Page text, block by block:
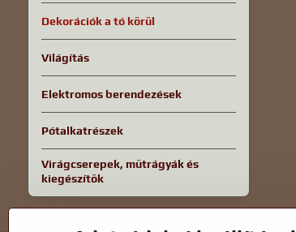
Dekorációk a tó körül
Világítás
Elektromos berendezések
Pótalkatrészek
Virágcserepek, műtrágyák és
kiegészítők